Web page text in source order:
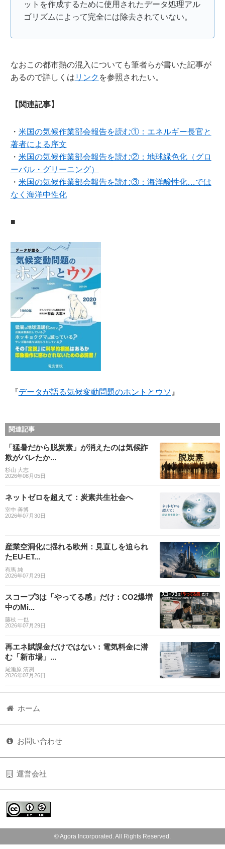
ットを作成するために使用されたデータ処理アル
ゴリズムによって完全には除去されていない。
なおこの都市熱の混入についても筆者らが書いた記事が
あるので詳しくは リンク を参照されたい。
【関連記事】
・ 米国の気候作業部会報告を読む①：エネルギー長官と
著者による序文
・ 米国の気候作業部会報告を読む②：地球緑色化（グロ
ーバル・グリーニング）
・ 米国の気候作業部会報告を読む③：海洋酸性化…では
なく海洋中性化
■
『データが語る気候変動問題のホントとウソ 』
関連記事
「猛暑だから脱炭素」が消えたのは気候詐
欺がバレたか...
杉山 大志
2026年08月05日
ネットゼロを超えて：炭素共生社会へ
室中 善博
2026年07月30日
産業空洞化に揺れる欧州：見直しを迫られ
たEU-ET...
有馬 純
2026年07月29日
スコープ3は「やってる感」だけ：CO2爆増
中のMi...
藤枝 一也
2026年07月29日
再エネ賦課金だけではない：電気料金に潜
む「新市場」...
尾瀬原 清冽
2026年07月26日
ホーム
お問い合わせ
運営会社
© Agora Incorporated. All Rights Reserved.